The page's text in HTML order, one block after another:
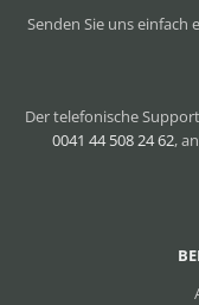
Senden Sie uns einfach
Der telefonische
0041 44 508 24 62,